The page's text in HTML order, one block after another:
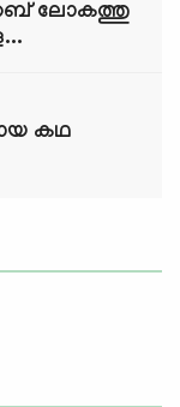
ലോകത്തു
കഥ